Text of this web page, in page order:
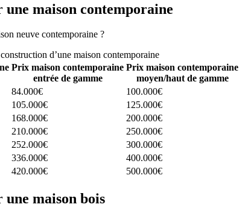
maison contemporaine
neuve contemporaine ?
d’une maison contemporaine
Prix maison contemporaine
entrée de gamme
Prix maison contemporaine
moyen/haut de gamme
84.000€
100.000€
105.000€
125.000€
168.000€
200.000€
210.000€
250.000€
252.000€
300.000€
336.000€
400.000€
420.000€ 500.000€
maison bois